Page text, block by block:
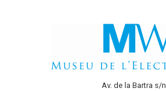
Av. de la Bartra s/n.